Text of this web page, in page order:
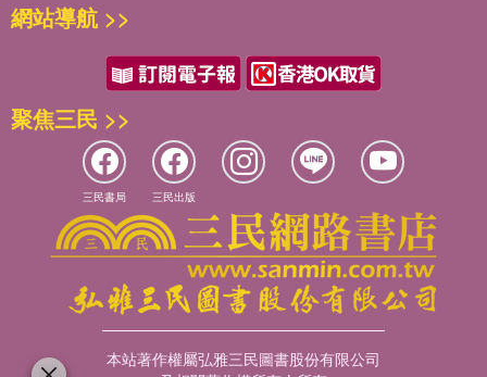
網站導航 >>
聚焦三民 >>
三民書局 三民出版
本站著作權屬弘雅三民圖書股份有限公司